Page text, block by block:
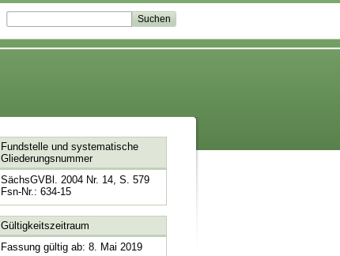
Fundstelle und systematische
Gliederungsnummer
SächsGVBl. 2004 Nr. 14, S. 579
Fsn-Nr.: 634-15
Gültigkeitszeitraum
Fassung gültig ab: 8. Mai 2019